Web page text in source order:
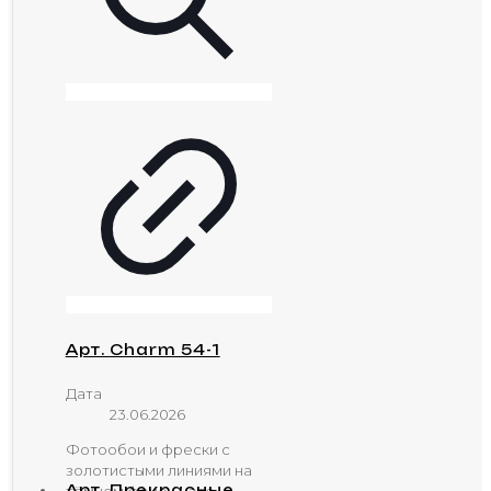
Арт. Charm 54-1
Дата
23.06.2026
Фотообои и фрески с
золотистыми линиями на